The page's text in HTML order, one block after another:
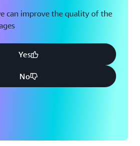
can improve the quality of the
Yes
No